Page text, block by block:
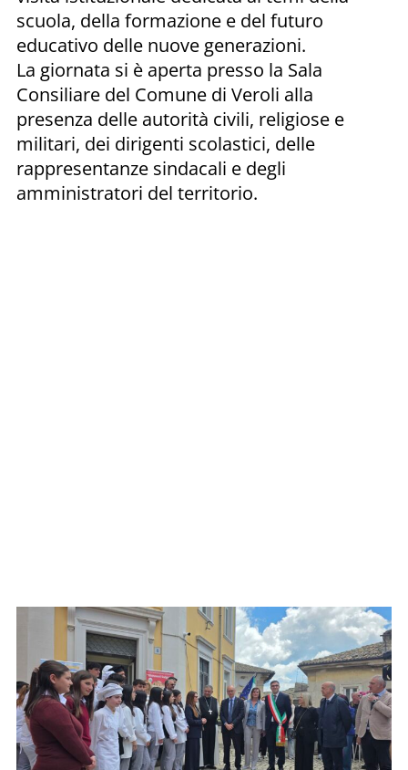
scuola, della formazione e del futuro
educativo delle nuove generazioni.
La giornata si è aperta presso la Sala
Consiliare del Comune di Veroli alla
presenza delle autorità civili, religiose e
militari, dei dirigenti scolastici, delle
rappresentanze sindacali e degli
amministratori del territorio.